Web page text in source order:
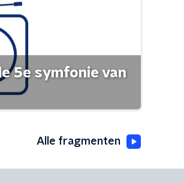
5e symfonie van
Alle fragmenten